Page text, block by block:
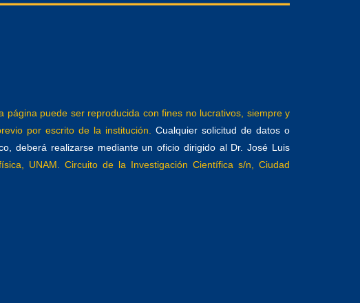
página puede ser reproducida con fines no lucrativos, siempre y
por escrito de la institución.Cualquier solicitud de datos o
deberá realizarse mediante un oficio dirigido al Dr. José Luis
UNAM. Circuito de la Investigación Científica s/n, Ciudad